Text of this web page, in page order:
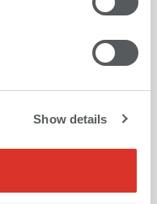
Show details